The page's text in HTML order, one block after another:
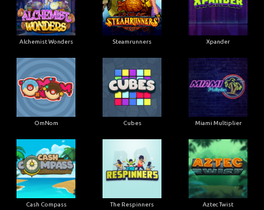
Alchemist Wonders Steamrunners Xpander
OmNom Cubes Miami Multiplier
Cash Compass The Respinners Aztec Twist